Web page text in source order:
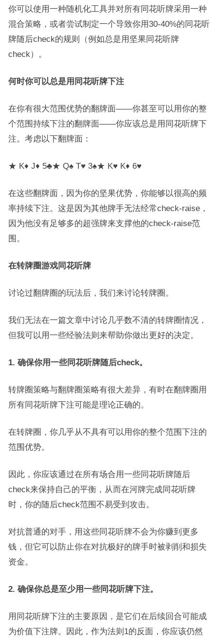
你可以使用一种随机化工具并对所有同花听牌采用一种
混合策略，或者尝试制定一个导致你用30-40%的同花听
牌随后check的规则（例如总是用坚果同花听牌
check）。
何时你可以总是用同花听牌下注
在你有很大范围优势的翻牌面——你甚至可以用你的整
个范围持续下注的翻牌面——你应该总是用同花听牌下
注。考虑以下翻牌面：
★ K♦ J♦ 5♣★ Q♠ T♥ 3♠★ K♥ K♦ 6♥
在这些翻牌面，因为你的坚果优势，你能够以很高的频
率持续下注。这是因为其他牌手无法经常check-raise，
因为他没有足够多的超强牌来支撑他的check-raise范
围。
在转牌圈游戏同花听牌
讨论过翻牌圈的玩法后，我们来讨论转牌圈。
我们无法在一篇文章中讨论几乎数不清的转牌圈情况，
但我可以用一些经验法则来帮助你做出更好的决定。
1. 确保你用一些同花听牌随后check。
转牌圈策略与翻牌圈策略有很大差异，有时在翻牌圈用
所有同花听牌下注可能是理论正确的。
在转牌圈，你几乎从不具有可以用你的整个范围下注的
范围优势。
因此，你应该通过在所有场合用一些同花听牌随后
check来保持自己的平衡，从而在河牌完成同花听牌
时，你的随后check范围不易受到攻击。
对抗普通的对手，用这些同花听牌不会为你赚到更多
钱，但它可以防止你在对抗极好的牌手时被剥削和损失
资金。
2. 确保你总是至少用一些同花听牌下注。
用同花听牌下注的主要原因，是它们在后续回合可能成
为价值下注牌。因此，作为法则1的反面，你应该仍然